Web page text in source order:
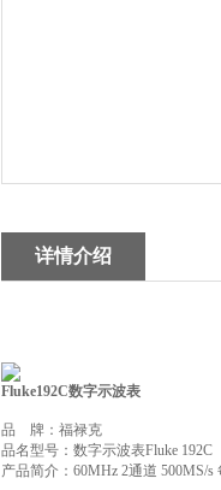
详情介绍
Fluke192C数字示波表
品 牌：福禄克
品名型号：数字示波表Fluke 192C
产品简介：60MHz 2通道 500MS/